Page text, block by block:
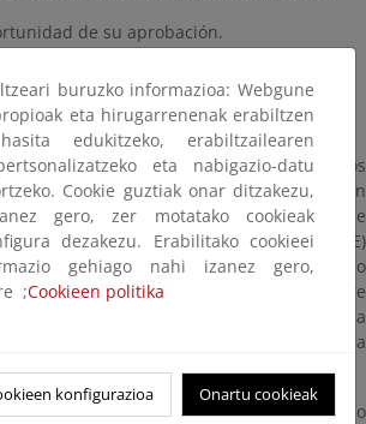
de su aprobación.
alternativas.
precepto, se pone a disposición de los
informativo relativo a la modificación
2015, de 20 de febrero, sobre residuos de
que transponga la Directiva (UE)
Europeo y del Consejo, de 13 de marzo
modifica la Directiva 2012/19/UE sobre
eléctricos y electrónicos y que desarrolle la
de residuos y suelos contaminados para
y asociaciones que así lo
buruzko informazioa: Webgune
eta hirugarrenenak erabiltzen
edukitzeko, erabiltzailearen
eta nabigazio-datu
Cookie guztiak onar ditzakezu,
gero, zer motatako cookieak
dezakezu. Erabilitako cookieei
gehiago nahi izanez gero,
;Cookieen politika
konfigurazioa Onartu cookieak